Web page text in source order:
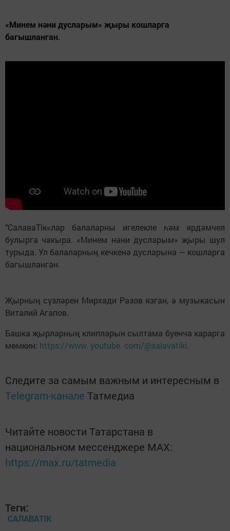
«Минем нәни дусларым» җыры кошларга
багышланган.
"СалаваTiк«лар балаларны игелекле һәм ярдәмчел
булырга чакыра. «Минем нәни дусларым» җыры шул
турыда. Ул балаларның кечкенә дусларына — кошларга
багышланган.
Җырның сүзләрен Мирхади Разов язган, ә музыкасын
Виталий Агапов.
Башка җырларның клипларын сылтама буенча карарга
мөмкин: https://www. youtube. com/@salavatiki.
Следите за самым важным и интересным в
Telegram-канале Татмедиа
Читайте новости Татарстана в
национальном мессенджере MАХ:
https://max.ru/tatmedia
Теги:
САЛАВАTIK